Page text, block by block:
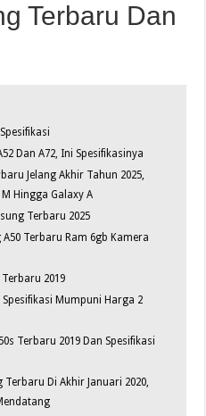
Terbaru Dan
Dan A72, Ini Spesifikasinya
Jelang Akhir Tahun 2025,
Hingga Galaxy A
Terbaru 2025
Terbaru Ram 6gb Kamera
2019
Spesifikasi Mumpuni Harga 2
Terbaru 2019 Dan Spesifikasi
Di Akhir Januari 2020,